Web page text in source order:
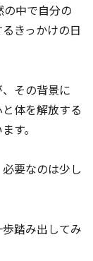
中で自分の
きっかけの日
その背景に
体を解放する
す。
要なのは少し
踏み出してみ